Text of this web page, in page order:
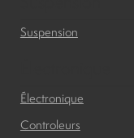
Suspension
Électronique
Controleurs